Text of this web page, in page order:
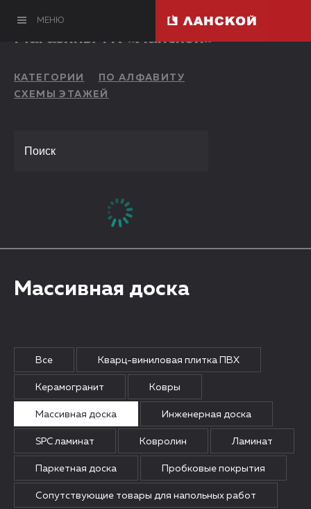
МЕНЮ
Магазины ТК «Ланской»
КАТЕГОРИИ
ПО АЛФАВИТУ
СХЕМЫ ЭТАЖЕЙ
Массивная доска
Все Кварц-виниловая плитка ПВХ
Керамогранит Ковры
Массивная доска Инженерная доска
SPC ламинат Ковролин Ламинат
Паркетная доска Пробковые покрытия
Сопутствующие товары для напольных работ